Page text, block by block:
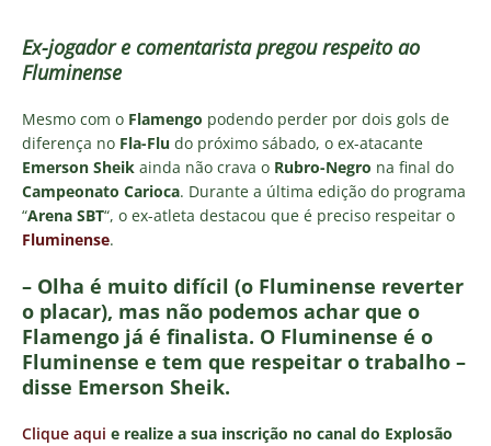
Ex-jogador e comentarista pregou respeito ao
Fluminense
Mesmo com o Flamengo podendo perder por dois gols de
diferença no Fla-Flu do próximo sábado, o ex-atacante
Emerson Sheik ainda não crava o Rubro-Negro na final do
Campeonato Carioca. Durante a última edição do programa
“Arena SBT“, o ex-atleta destacou que é preciso respeitar o
Fluminense.
– Olha é muito difícil (o Fluminense reverter
o placar), mas não podemos achar que o
Flamengo já é finalista. O Fluminense é o
Fluminense e tem que respeitar o trabalho –
disse Emerson Sheik.
Clique aqui e realize a sua inscrição no canal do Explosão